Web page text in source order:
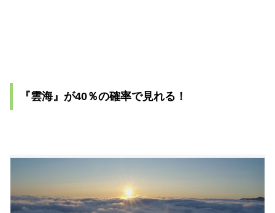
『雲海』が40％の確率で見れる！